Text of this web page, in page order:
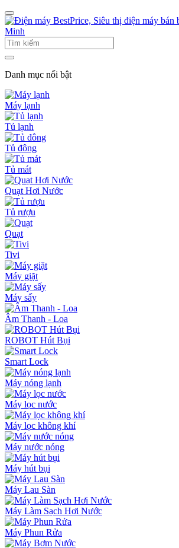
Danh mục nổi bật
Máy lạnh
Tủ lạnh
Tủ đông
Tủ mát
Quạt Hơi Nước
Tủ rượu
Quạt
Tivi
Máy giặt
Máy sấy
Âm Thanh - Loa
ROBOT Hút Bụi
Smart Lock
Máy nóng lạnh
Máy lọc nước
Máy lọc không khí
Máy nước nóng
Máy hút bụi
Máy Lau Sàn
Máy Làm Sạch Hơi Nước
Máy Phun Rửa